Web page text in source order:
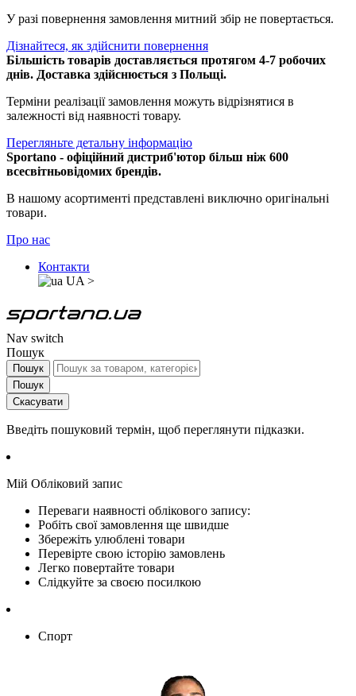
У разі повернення замовлення митний збір не повертається.
Дізнайтеся, як здійснити повернення
Більшість товарів доставляється протягом 4-7 робочих
днів. Доставка здійснюється з Польщі.
Терміни реалізації замовлення можуть відрізнятися в
залежності від наявності товару.
Перегляньте детальну інформацію
Sportano - офіційний дистриб'ютор більш ніж 600
всесвітньовідомих брендів.
В нашому асортименті представлені виключно оригінальні
товари.
Про нас
Контакти
UA >
Nav switch
Пошук
Пошук
Пошук
Скасувати
Введіть пошуковий термін, щоб переглянути підказки.
Мій Обліковий запис
Переваги наявності облікового запису:
Робіть свої замовлення ще швидше
Збережіть улюблені товари
Перевірте свою історію замовлень
Легко повертайте товари
Слідкуйте за своєю посилкою
Спорт